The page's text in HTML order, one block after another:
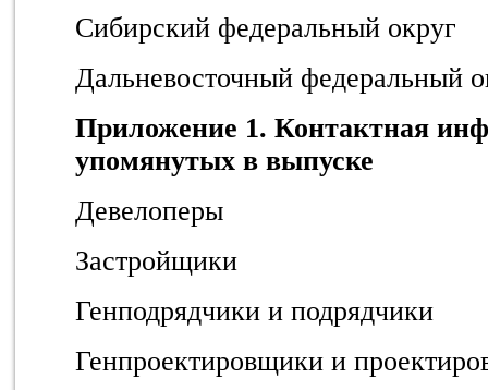
Сибирский федеральный округ
Дальневосточный федеральный
Приложение 1. Контактная
упомянутых в выпуске
Девелоперы
Застройщики
Генподрядчики и подрядчики
Генпроектировщики и